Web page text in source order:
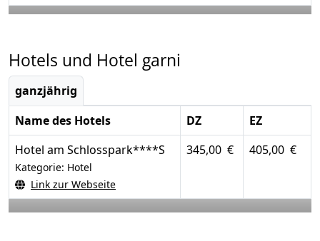
Hotels und Hotel garni
ganzjährig
Name des Hotels
DZ
EZ
Hotel am Schlosspark****S
Kategorie: Hotel
Link zur Webseite
345,00 € 405,00 €